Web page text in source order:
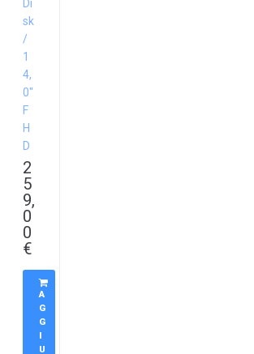
Di
sk
/
1
4,
0″
F
H
D
2
5
9,
0
0
€
A
G
G
I
U